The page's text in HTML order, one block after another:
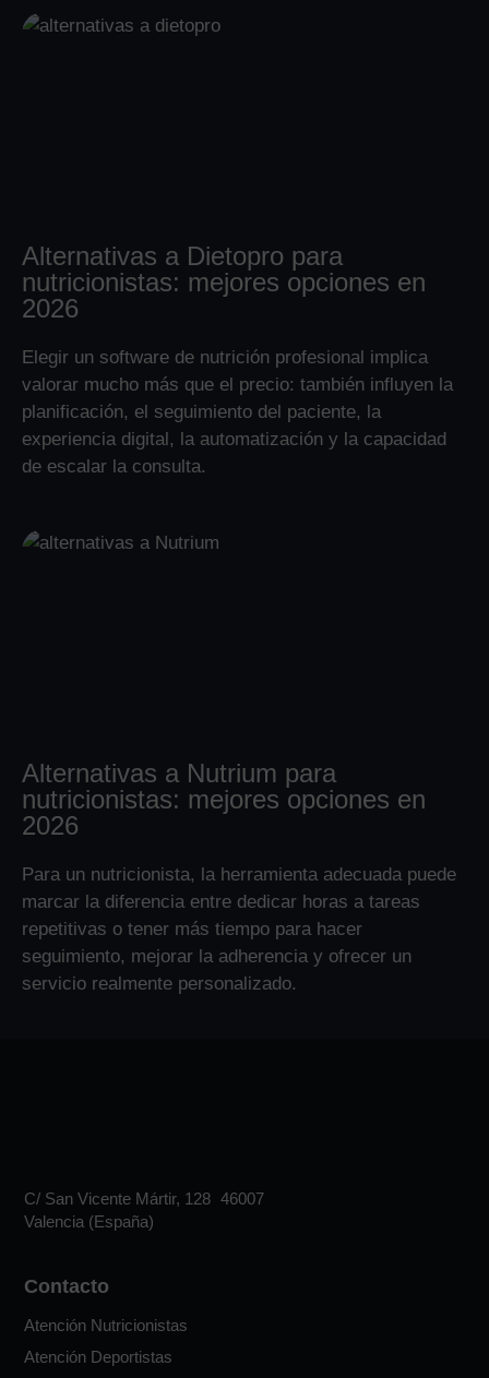
Alternativas a Dietopro para
nutricionistas: mejores opciones en
2026
Elegir un software de nutrición profesional implica
valorar mucho más que el precio: también influyen la
planificación, el seguimiento del paciente, la
experiencia digital, la automatización y la capacidad
de escalar la consulta.
Alternativas a Nutrium para
nutricionistas: mejores opciones en
2026
Para un nutricionista, la herramienta adecuada puede
marcar la diferencia entre dedicar horas a tareas
repetitivas o tener más tiempo para hacer
seguimiento, mejorar la adherencia y ofrecer un
servicio realmente personalizado.
C/ San Vicente Mártir, 128 46007
Valencia (España)
Contacto
Atención Nutricionistas
Atención Deportistas